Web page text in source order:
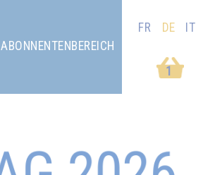
1
ABONNENTENBEREICH
FR DE IT